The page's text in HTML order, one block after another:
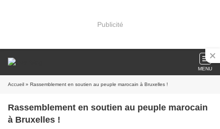
Publicité
MENU
Accueil » Rassemblement en soutien au peuple marocain à Bruxelles !
Rassemblement en soutien au peuple marocain
à Bruxelles !